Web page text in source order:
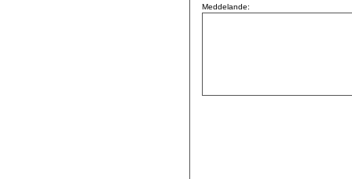
Meddelande: